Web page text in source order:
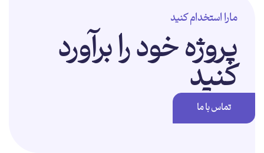
مارا استخدام کنید
پروژه خود را برآورد
کنید
تماس با ما